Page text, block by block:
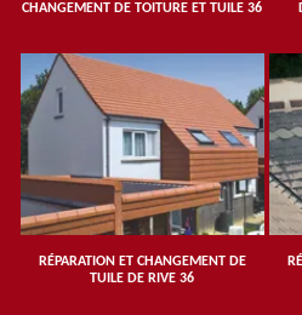
CHANGEMENT DE TOITURE ET TUILE 36
RÉPARATION ET CHANGEMENT DE
TUILE DE RIVE 36